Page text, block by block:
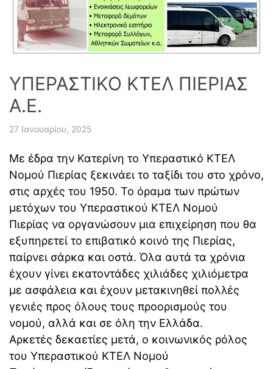
ΥΠΕΡΑΣΤΙΚΟ ΚΤΕΛ ΠΙΕΡΙΑΣ
Α.Ε.
27 Ιανουαρίου, 2025
Με έδρα την Κατερίνη το Υπεραστικό ΚΤΕΛ
Νομού Πιερίας ξεκινάει το ταξίδι του στο χρόνο,
στις αρχές του 1950. Το όραμα των πρώτων
μετόχων του Υπεραστικού ΚΤΕΛ Νομού
Πιερίας να οργανώσουν μια επιχείρηση που θα
εξυπηρετεί το επιβατικό κοινό της Πιερίας,
παίρνει σάρκα και οστά. Όλα αυτά τα χρόνια
έχουν γίνει εκατοντάδες χιλιάδες χιλιόμετρα
με ασφάλεια και έχουν μετακινηθεί πολλές
γενιές προς όλους τους προορισμούς του
νομού, αλλά και σε όλη την Ελλάδα.
Αρκετές δεκαετίες μετά, ο κοινωνικός ρόλος
του Υπεραστικού ΚΤΕΛ Νομού